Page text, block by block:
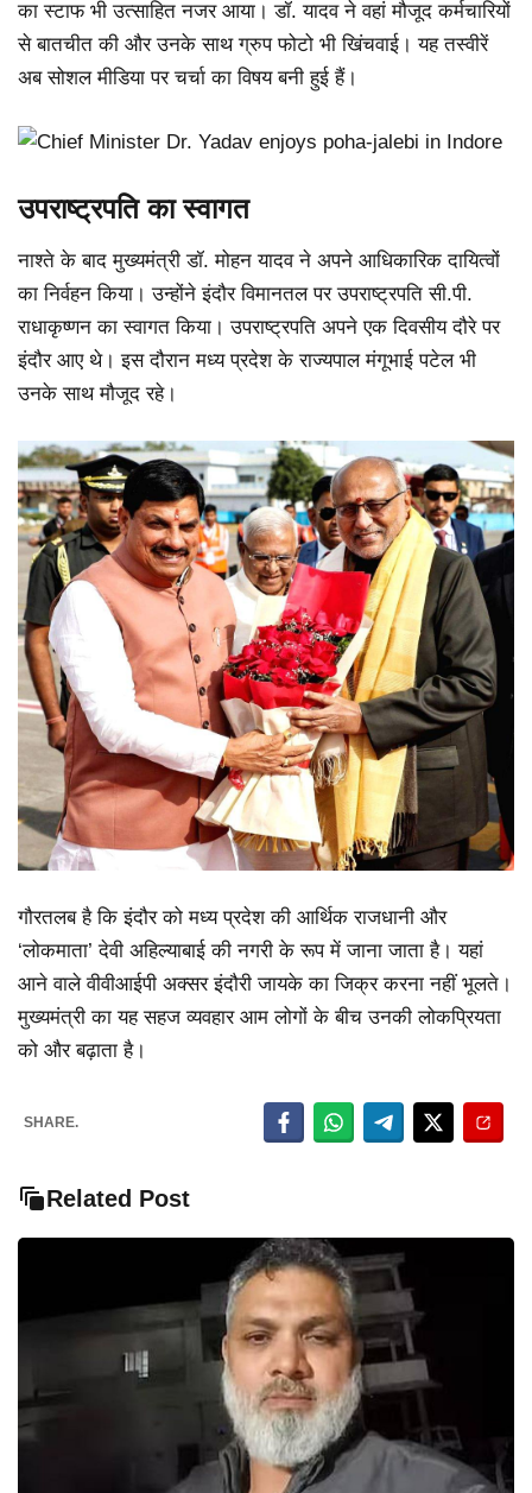
का स्टाफ भी उत्साहित नजर आया। डॉ. यादव ने वहां मौजूद कर्मचारियों
से बातचीत की और उनके साथ ग्रुप फोटो भी खिंचवाई। यह तस्वीरें
अब सोशल मीडिया पर चर्चा का विषय बनी हुई हैं।
उपराष्ट्रपति का स्वागत
नाश्ते के बाद मुख्यमंत्री डॉ. मोहन यादव ने अपने आधिकारिक दायित्वों
का निर्वहन किया। उन्होंने इंदौर विमानतल पर उपराष्ट्रपति सी.पी.
राधाकृष्णन का स्वागत किया। उपराष्ट्रपति अपने एक दिवसीय दौरे पर
इंदौर आए थे। इस दौरान मध्य प्रदेश के राज्यपाल मंगूभाई पटेल भी
उनके साथ मौजूद रहे।
गौरतलब है कि इंदौर को मध्य प्रदेश की आर्थिक राजधानी और
‘लोकमाता’ देवी अहिल्याबाई की नगरी के रूप में जाना जाता है। यहां
आने वाले वीवीआईपी अक्सर इंदौरी जायके का जिक्र करना नहीं भूलते।
मुख्यमंत्री का यह सहज व्यवहार आम लोगों के बीच उनकी लोकप्रियता
को और बढ़ाता है।
SHARE.
Related Post